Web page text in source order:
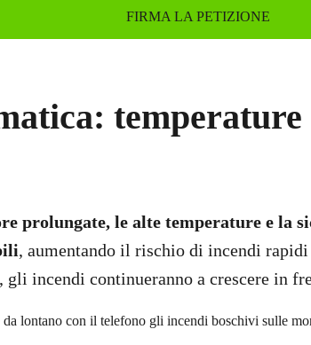
FIRMA LA PETIZIONE
temperature
prolungate, le alte temperature e la
, aumentando il rischio di incendi
gli incendi continueranno a crescere in